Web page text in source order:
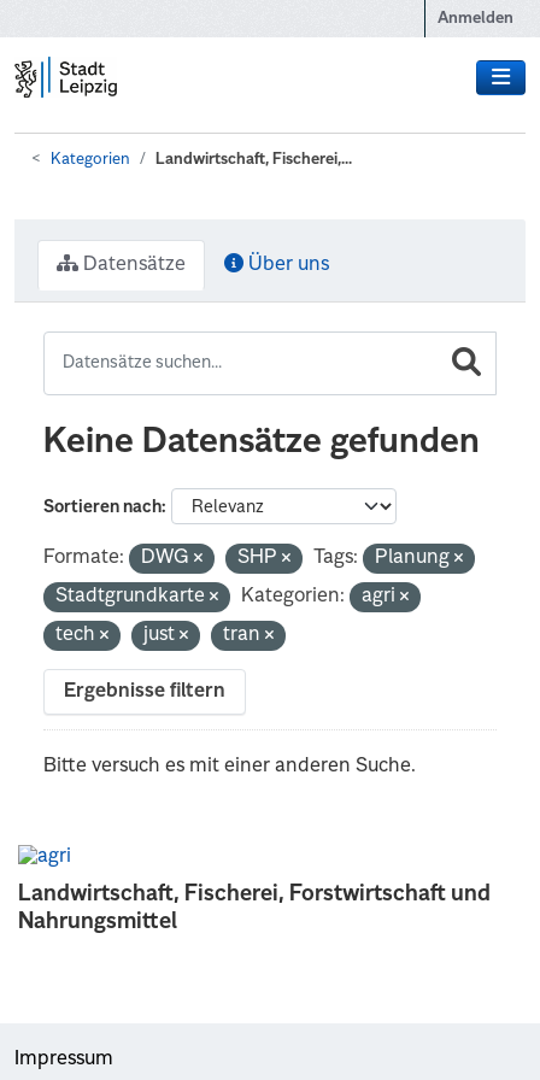
Anmelden
Kategorien Landwirtschaft, Fischerei,...
Landwirtschaft, Fischerei, Forstwirtschaft und
Nahrungsmittel
Datensätze Über uns
Keine Datensätze gefunden
Sortieren nach
Formate: DWG SHP Tags:
Planung
Stadtgrundkarte
Kategorien:
agri
tech
just tran
Ergebnisse filtern
Bitte versuch es mit einer anderen Suche.
Impressum